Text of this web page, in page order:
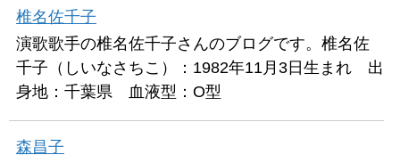
椎名佐千子
演歌歌手の椎名佐千子さんのブログです。椎名佐
千子（しいなさちこ）：1982年11月3日生まれ 出
身地：千葉県 血液型：O型
森昌子